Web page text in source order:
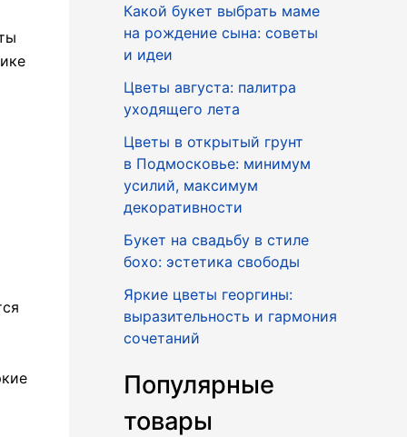
Какой букет выбрать маме
на рождение сына: советы
и идеи
Цветы августа: палитра
уходящего лета
Цветы в открытый грунт
в Подмосковье: минимум
усилий, максимум
декоративности
Букет на свадьбу в стиле
бохо: эстетика свободы
Яркие цветы георгины:
выразительность и гармония
сочетаний
Популярные
товары